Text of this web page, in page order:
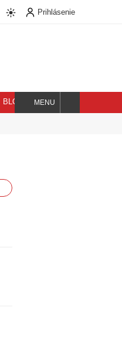
Prihlásenie
BLOG
Hľadaj
MENU